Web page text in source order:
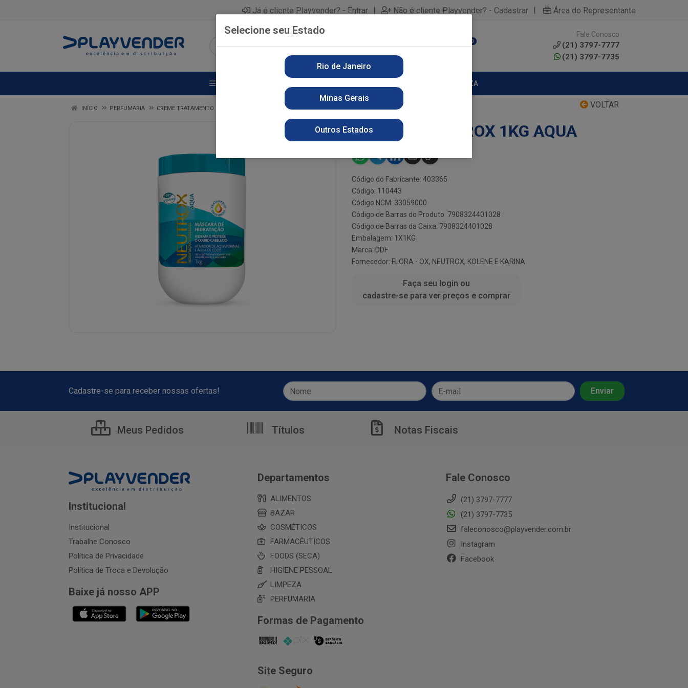
Já é cliente Playvender? - Entrar | Não é cliente Playvender? - Cadastrar | Área do Representante
0
Fale Conosco
(21) 3797-7777
(21) 3797-7735
LIMPEZA
VOLTAR
INÍCIO PERFUMARIA CREME TRATAMENTO POTE CR TRAT NEUTROX 1KG AQUA
CR TRAT NEUTROX 1KG AQUA
Código do Fabricante: 403365
Código: 110443
Código NCM: 33059000
Código de Barras do Produto: 7908324401028
Código de Barras da Caixa: 7908324401028
Embalagem: 1X1KG
Marca: DDF
Fornecedor: FLORA - OX, NEUTROX, KOLENE E KARINA
Faça seu login ou
cadastre-se para ver preços e comprar
Cadastre-se para receber nossas ofertas!
Meus Pedidos Títulos Notas Fiscais
Institucional
Institucional
Trabalhe Conosco
Política de Privacidade
Política de Troca e Devolução
Baixe já nosso APP
Departamentos
ALIMENTOS
BAZAR
COSMÉTICOS
FARMACÊUTICOS
FOODS (SECA)
HIGIENE PESSOAL
LIMPEZA
PERFUMARIA
Formas de Pagamento
Site Seguro
Fale Conosco
(21) 3797-7777
(21) 3797-7735
faleconosco@playvender.com.br
Instagram
Facebook
Selecione seu Estado
Rio de Janeiro
Minas Gerais
Outros Estados